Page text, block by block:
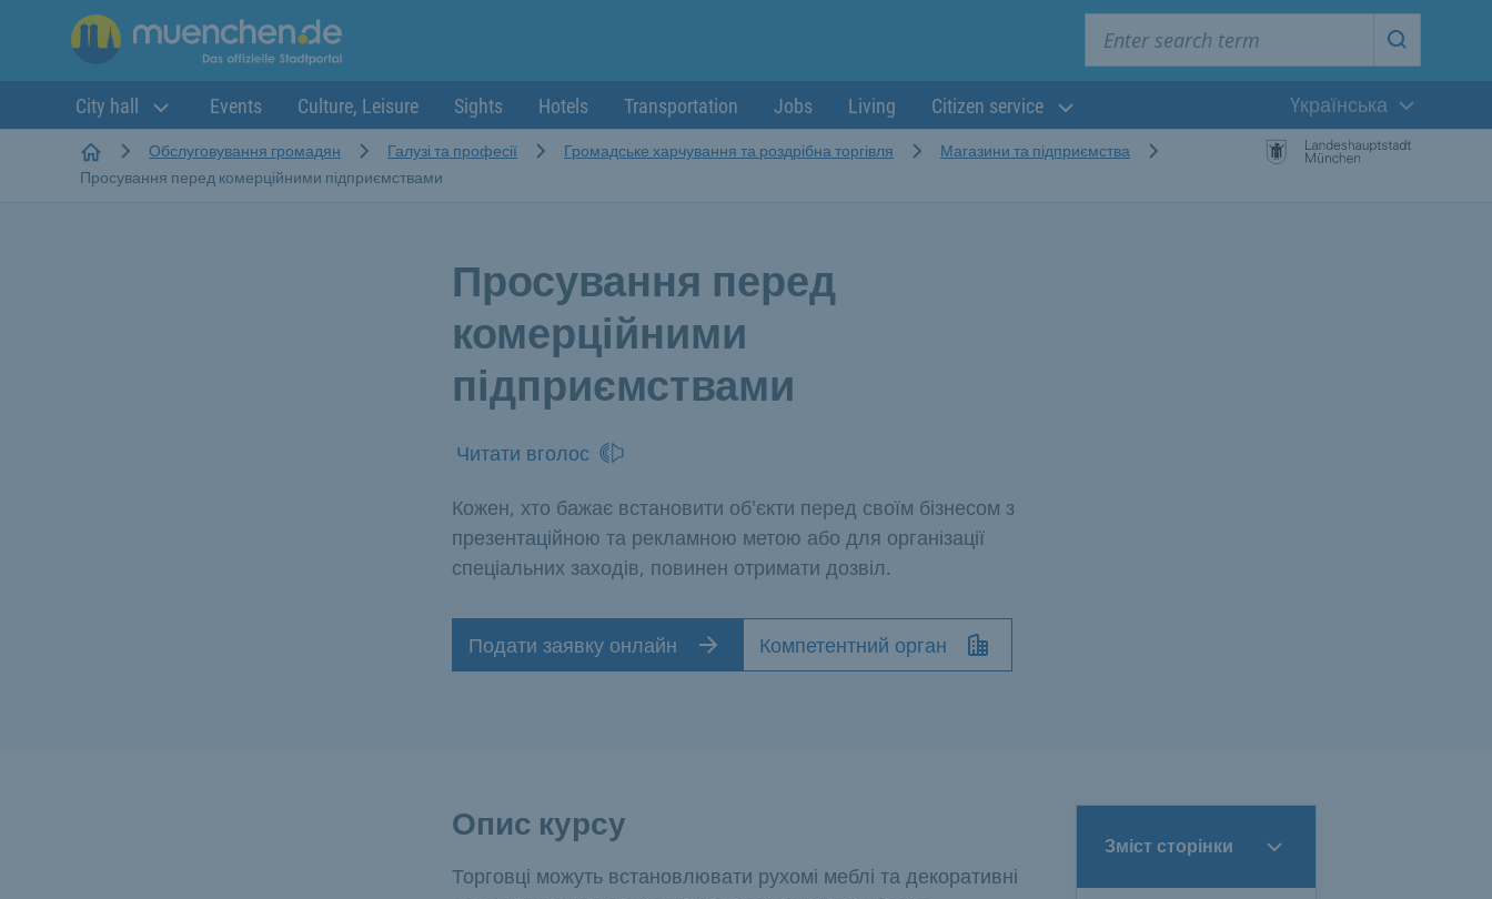
Start
City hall Events Culture, Leisure Sights Hotels Transportation Jobs Living Citizen service
Поточна мова:
Yкраїнська
StartseiteОбслуговування громадян Галузі та професії Громадське харчування та роздрібна торгівля
Магазини та підприємства
Просування перед комерційними підприємствами
Просування перед
комерційними
підприємствами
Читати вголос
Кожен, хто бажає встановити об'єкти перед своїм бізнесом з
презентаційною та рекламною метою або для організації
спеціальних заходів, повинен отримати дозвіл.
Подати заявку онлайн Компетентний орган
Зміст сторінки
Опис курсу
Торговці можуть встановлювати рухомі меблі та декоративні